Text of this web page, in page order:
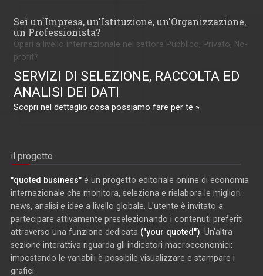
Sei un'Impresa, un'Istituzione, un'Organizzazione,
un Professionista?
Operi a livello internazionale nel settore Pubblico, Privato, No-
profit?
SERVIZI DI SELEZIONE, RACCOLTA ED
ANALISI DEI DATI
Scopri nel dettaglio cosa possiamo fare per te »
il progetto
"quoted business" è un progetto editoriale online di economia
internazionale che monitora, seleziona e rielabora le migliori
news, analisi e idee a livello globale. L'utente è invitato a
partecipare attivamente preselezionando i contenuti preferiti
attraverso una funzione dedicata ("your quoted") . Un'altra
sezione interattiva riguarda gli indicatori macroeconomici:
impostando le variabili è possibile visualizzare e stampare i
grafici.